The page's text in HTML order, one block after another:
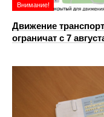
Внимание!
Движение
ограничат с 7